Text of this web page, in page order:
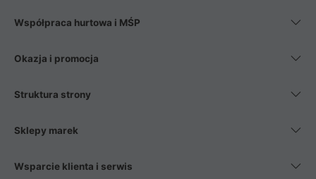
Współpraca hurtowa i MŚP
Okazja i promocja
Struktura strony
Sklepy marek
Wsparcie klienta i serwis